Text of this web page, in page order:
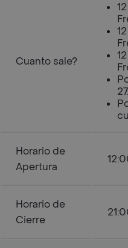
Cuanto sale?
Horario de
Apertura
Horario de
Cierre